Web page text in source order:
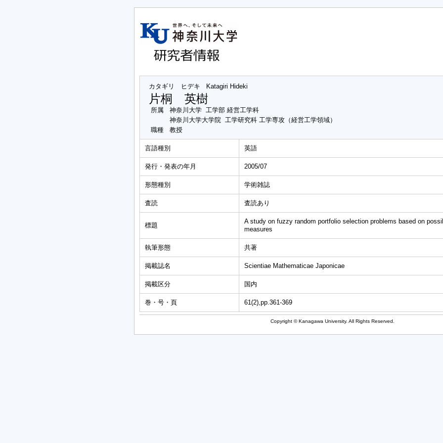
カタギリ ヒデキ Katagiri Hideki
片桐 英樹
所属
神奈川大学 工学部 経営工学科
神奈川大学大学院 工学研究科 工学専攻（経営工学領域）
職種
教授
言語種別 英語
発行・発表の年月 2005/07
形態種別 学術雑誌
査読 査読あり
標題
A study on fuzzy random portfolio selection problems based on
measures
執筆形態 共著
掲載誌名 Scientiae Mathematicae Japonicae
掲載区分 国内
巻・号・頁 61(2),pp.361-369
Copyright © Kanagawa University. All Rights Reserved.